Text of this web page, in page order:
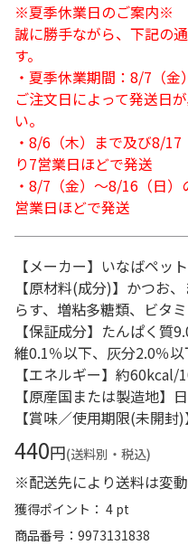
※夏季休業日のご案内※
誠に勝手ながら、下記の
す。
・夏季休業期間：8/7（金
ご注文日によって発送日
い。
・8/6（木）まで及び8/
り7営業日ほどで発送
・8/7（金）～8/16（日
営業日ほどで発送
【メーカー】いなばペッ
【原材料(成分)】かつお
らす、増粘多糖類、ビタ
【保証成分】たんぱく質
維0.1％以下、灰分2.0％
【エネルギー】約60kcal/
【原産国または製造地】
【賞味／使用期限(未開封
440円(送料別・税込)
※配送先により送料は変動
獲得ポイント： 4 pt
商品番号
9973131838